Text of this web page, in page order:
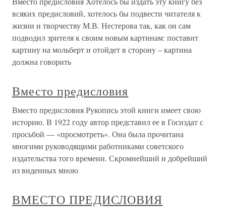
всяких предисловий, хотелось бы подвести читателя к
жизни и творчеству М.В. Нестерова так, как он сам
подводил зрителя к своим новым картинам: поставит
картину на мольберт и отойдет в сторону – картина
должна говорить
Вместо предисловия
Вместо предисловия Рукопись этой книги имеет свою
историю. В 1922 году автор представил ее в Госиздат с
просьбой — «просмотреть». Она была прочитана
многими руководящими работниками советского
издательства того времени. Скромнейший и добрейший
из виденных мною
ВМЕСТО ПРЕДИСЛОВИЯ